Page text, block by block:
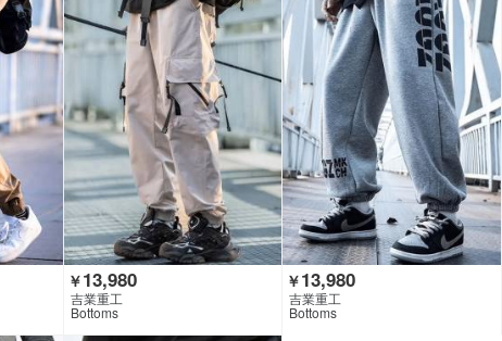
￥13,980
吉業重工
Bottoms
￥13,980
吉業重工
Bottoms